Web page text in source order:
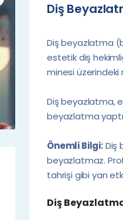
Diş
Diş beyazlatma
estetik diş
minesi üzerindeki
Diş beyazlatma,
beyazlatma
Önemli Bilgi:Diş
beyazlatmaz.
tahrişi gibi yan
Diş